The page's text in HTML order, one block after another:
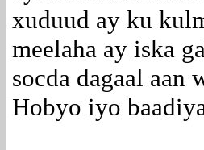
xuduud ay ku
meelaha ay iska
socda dagaal aan
Hobyo iyo